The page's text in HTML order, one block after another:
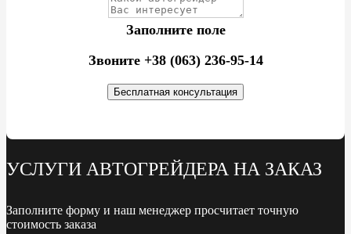
Заполните поле
Звоните +38 (063) 236-95-14
Бесплатная консультация
УСЛУГИ АВТОГРЕЙДЕРА НА ЗАКАЗ
Заполните форму и наш менеджер просчитает точную
стоимость заказа